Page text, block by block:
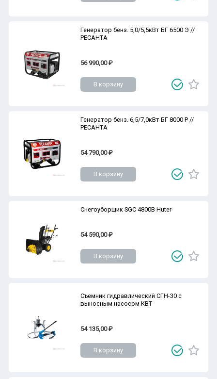
Генератор бенз. 5,0/5,5кВт БГ 6500 Э //
РЕСАНТА
56 990,00 ₽
В корзину
Генератор бенз. 6,5/7,0кВт БГ 8000 Р //
РЕСАНТА
54 790,00 ₽
В корзину
Снегоуборщик SGC 4800В Huter
54 590,00 ₽
В корзину
Съемник гидравлический СГН-30 с
выносным насосом КВТ
54 135,00 ₽
В корзину